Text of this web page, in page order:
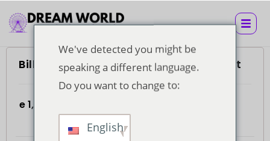
Bilhete Super Visa com almoço buffet
e1,260.00
We've detected you might be
speaking a different language.
Do you want to change to:
English